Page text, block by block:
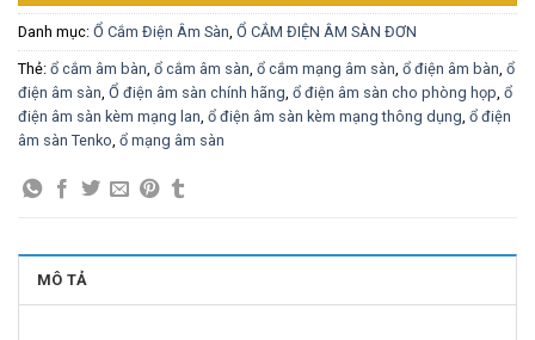
Danh mục: Ổ Cắm Điện Âm Sàn Ổ CẮM ĐIỆN ÂM SÀN ĐƠN
Thẻ: ổ cắm âm bàn ổ cắm âm sàn ổ cắm mạng âm sàn ổ điện âm bàn ổ
điện âm sàn Ổ điện âm sàn chính hãng ổ điện âm sàn cho phòng họp ổ
điện âm sàn kèm mạng lan ổ điện âm sàn kèm mạng thông dụng ổ điện
âm sàn Tenko ổ mạng âm sàn
MÔ TẢ